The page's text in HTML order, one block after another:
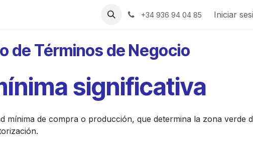
Sobre Nosotros +34 936 94 04 85 Iniciar
de Términos de Negocio
significativa
mínima de compra o producción, que determina la zona verde